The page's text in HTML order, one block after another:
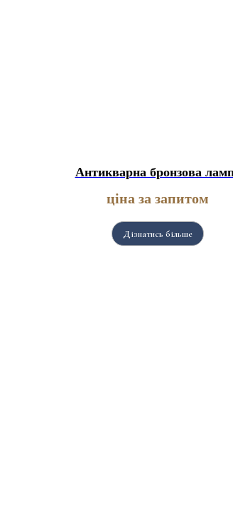
Антикварна бронзова
ціна за запитом
Дізнатись більше